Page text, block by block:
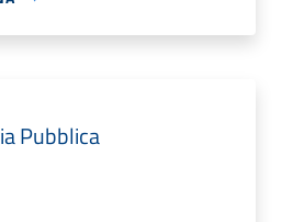
Pubblica